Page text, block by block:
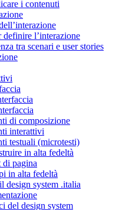
i contenuti
definire l’interazione
tra scenari e user stories
di composizione
interattivi
testuali (microtesti)
in alta fedeltà
pagina
in alta fedeltà
design system .italia
del design system